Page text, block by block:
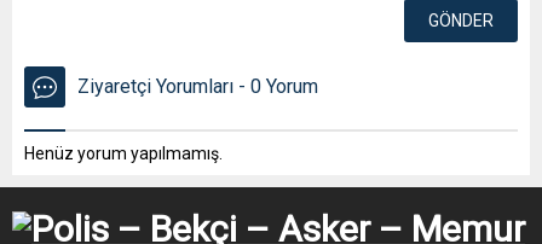
Ziyaretçi Yorumları - 0 Yorum
Henüz yorum yapılmamış.